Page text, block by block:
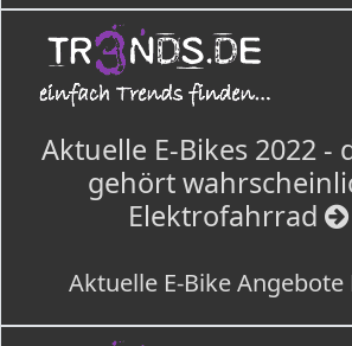
Aktuelle E-Bikes 2022 -
gehört
Elektrofahrrad
Aktuelle E-Bike Angebote